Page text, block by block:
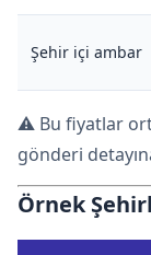
Şehir içi ambar
⚠️ Bu fiyatlar
gönderi
Örnek